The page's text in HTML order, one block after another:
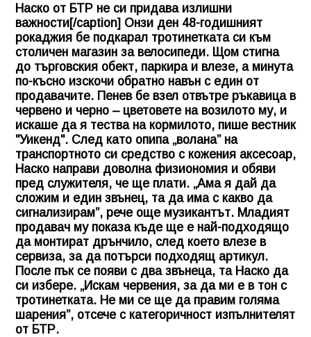
Наско от БТР не си придава излишни
важности[/caption] Онзи ден 48-годишният
рокаджия бе подкарал тротинетката си към
столичен магазин за велосипеди. Щом стигна
до търговския обект, паркира и влезе, а минута
по-късно изскочи обратно навън с един от
продавачите. Пенев бе взел отвътре ръкавица в
червено и черно – цветовете на возилото му, и
искаше да я тества на кормилото, пише вестник
"Уикенд". След като опипа „волана” на
транспортното си средство с кожения аксесоар,
Наско направи доволна физиономия и обяви
пред служителя, че ще плати. „Ама я дай да
сложим и един звънец, та да има с какво да
сигнализирам”, рече още музикантът. Младият
продавач му показа къде ще е най-подходящо
да монтират дрънчило, след което влезе в
сервиза, за да потърси подходящ артикул.
После пък се появи с два звънеца, та Наско да
си избере. „Искам червения, за да ми е в тон с
тротинетката. Не ми се ще да правим голяма
шарения”, отсече с категоричност изпълнителят
от БТР.